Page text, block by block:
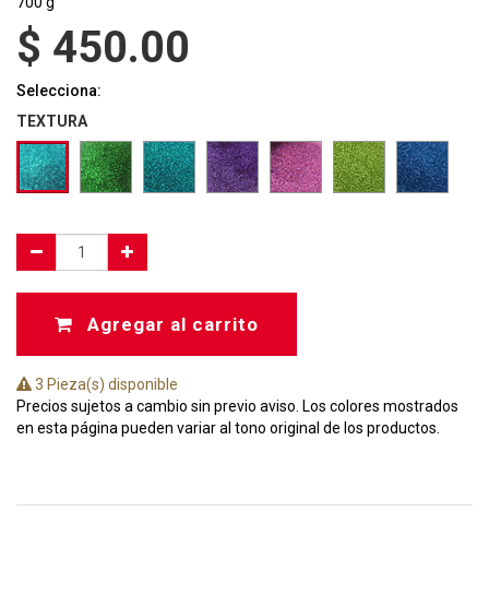
$ 450.00
Selecciona:
TEXTURA
Agregar al carrito
3 Pieza(s) disponible
Precios sujetos a cambio sin previo aviso. Los colores mostrados
en esta página pueden variar al tono original de los productos.